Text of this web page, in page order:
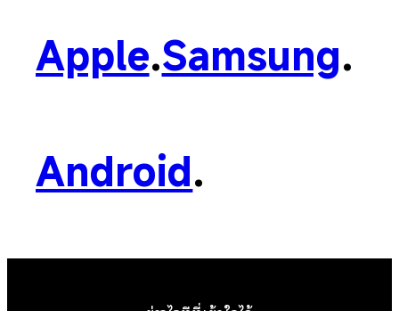
Apple.Samsung.
Android.